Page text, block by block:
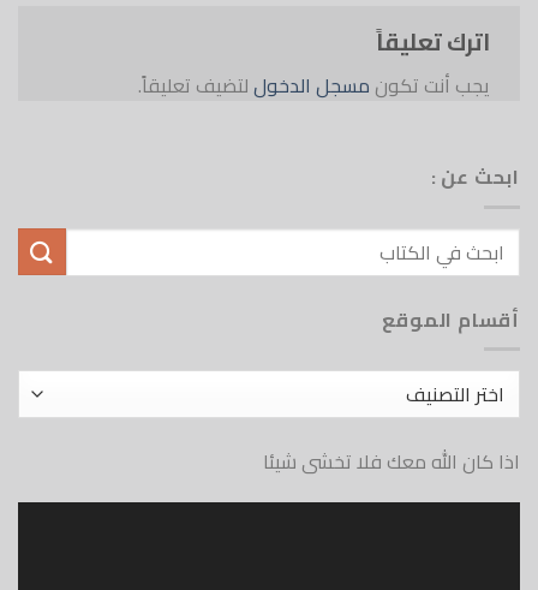
اترك تعليقاً
يجب أنت تكون مسجل الدخوللتضيف تعليقاً.
ابحث عن :
أقسام الموقع
أقسام
الموقع
اذا كان الله معك فلا تخشى شيئا